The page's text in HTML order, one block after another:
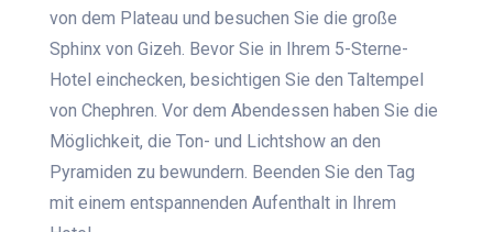
von dem Plateau und besuchen Sie die große
Sphinx von Gizeh. Bevor Sie in Ihrem 5-Sterne-
Hotel einchecken, besichtigen Sie den Taltempel
von Chephren. Vor dem Abendessen haben Sie die
Möglichkeit, die Ton- und Lichtshow an den
Pyramiden zu bewundern. Beenden Sie den Tag
mit einem entspannenden Aufenthalt in Ihrem